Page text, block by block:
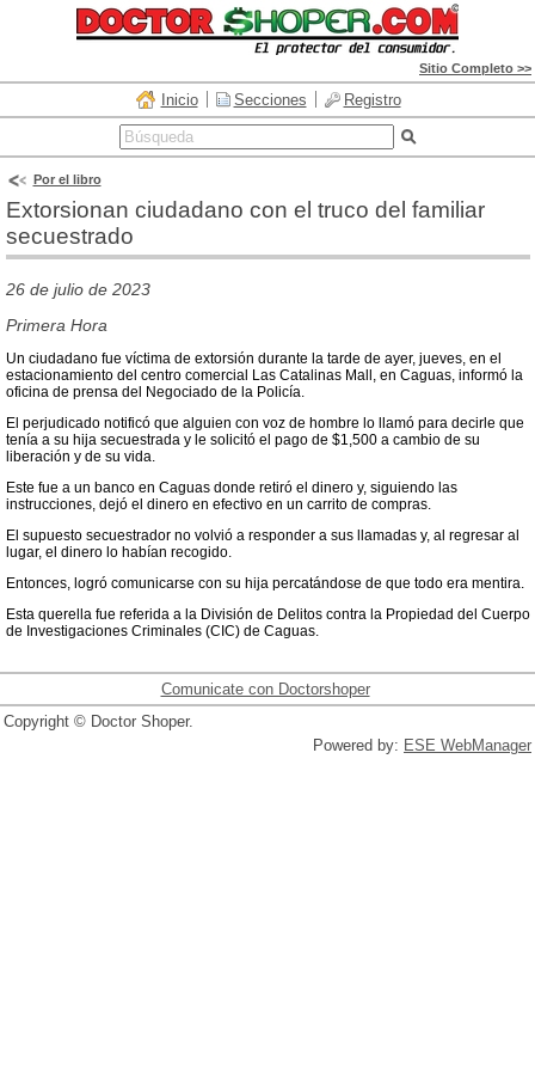
Sitio Completo >>
Inicio Secciones Registro
Por el libro
Extorsionan ciudadano con el truco del familiar
secuestrado
26 de julio de 2023
Primera Hora
Un ciudadano fue víctima de extorsión durante la tarde de ayer, jueves, en el
estacionamiento del centro comercial Las Catalinas Mall, en Caguas, informó la
oficina de prensa del Negociado de la Policía.
El perjudicado notificó que alguien con voz de hombre lo llamó para decirle que
tenía a su hija secuestrada y le solicitó el pago de $1,500 a cambio de su
liberación y de su vida.
Este fue a un banco en Caguas donde retiró el dinero y, siguiendo las
instrucciones, dejó el dinero en efectivo en un carrito de compras.
El supuesto secuestrador no volvió a responder a sus llamadas y, al regresar al
lugar, el dinero lo habían recogido.
Entonces, logró comunicarse con su hija percatándose de que todo era mentira.
Esta querella fue referida a la División de Delitos contra la Propiedad del Cuerpo
de Investigaciones Criminales (CIC) de Caguas.
Comunicate con Doctorshoper
Copyright © Doctor Shoper.
Powered by: ESE WebManager